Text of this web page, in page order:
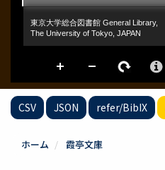
CSV JSON refer/BibIX
ホーム 霞亭文庫